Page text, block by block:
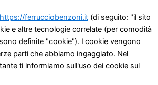
https://ferrucciobenzoni.it (di seguito: "il sito
e altre tecnologie correlate (per comodità
definite "cookie"). I cookie vengono
parti che abbiamo ingaggiato. Nel
ti informiamo sull'uso dei cookie sul